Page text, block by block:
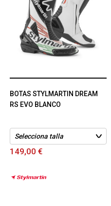
BOTAS STYLMARTIN DREAM
RS EVO BLANCO
149,00 €